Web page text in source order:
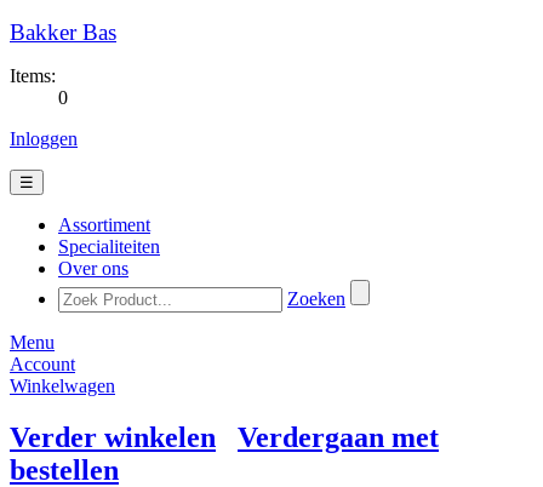
Bakker Bas
Items:
0
Inloggen
☰
Assortiment
Specialiteiten
Over ons
Zoeken
Menu
Account
Winkelwagen
Verder winkelen
Verdergaan met
bestellen